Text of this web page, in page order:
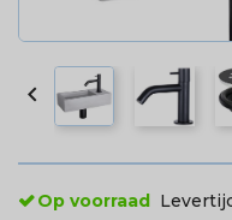

Op voorraad